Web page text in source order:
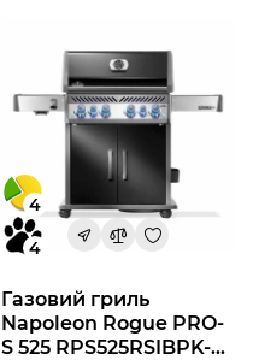
4
4
Газовий гриль
Napoleon Rogue PRO-
S 525 RPS525RSIBPK-2-